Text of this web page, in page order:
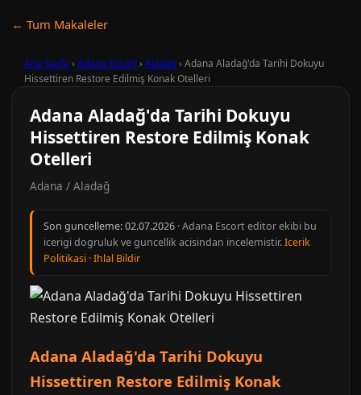
← Tum Makaleler
Ana Sayfa › Adana Escort› Aladağ› Adana Aladağ'da Tarihi Dokuyu
Hissettiren Restore Edilmiş Konak Otelleri
Adana Aladağ'da Tarihi Dokuyu
Hissettiren Restore Edilmiş Konak
Otelleri
Adana / Aladağ
Son guncelleme:02.07.2026 · Adana Escort editor ekibi bu
icerigi dogruluk ve guncellik acisindan incelemistir.Icerik
Politikasi ·Ihlal Bildir
Adana Aladağ'da Tarihi Dokuyu
Hissettiren Restore Edilmiş Konak